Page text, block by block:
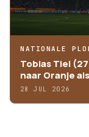
NATIONALE
Tobias Tiel
naar Oranje
28 JUL 2026